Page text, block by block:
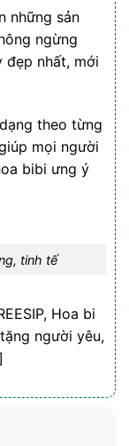
những sản
ngừng
đẹp nhất, mới
theo từng
mọi người
bibi ưng ý
tinh tế
Hoa bi
người yêu,